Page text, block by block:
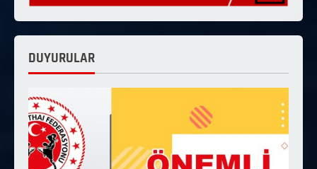
DUYURULAR